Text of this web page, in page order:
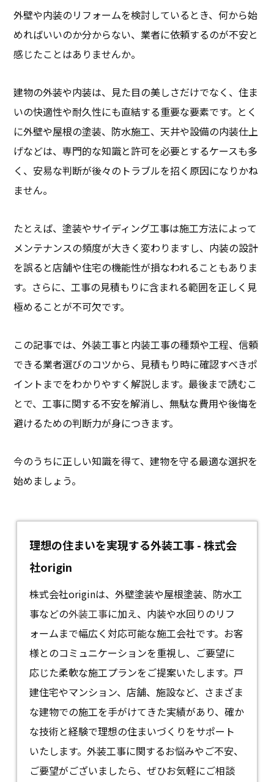
外壁や内装のリフォームを検討しているとき、何から始
めればいいのか分からない、業者に依頼するのが不安と
感じたことはありませんか。
建物の外装や内装は、見た目の美しさだけでなく、住ま
いの快適性や耐久性にも直結する重要な要素です。とく
に外壁や屋根の塗装、防水施工、天井や設備の内装仕上
げなどは、専門的な知識と許可を必要とするケースも多
く、安易な判断が後々のトラブルを招く原因になりかね
ません。
たとえば、塗装やサイディング工事は施工方法によって
メンテナンスの頻度が大きく変わりますし、内装の設計
を誤ると店舗や住宅の機能性が損なわれることもありま
す。さらに、工事の見積もりに含まれる範囲を正しく見
極めることが不可欠です。
この記事では、外装工事と内装工事の種類や工程、信頼
できる業者選びのコツから、見積もり時に確認すべきポ
イントまでをわかりやすく解説します。最後まで読むこ
とで、工事に関する不安を解消し、無駄な費用や後悔を
避けるための判断力が身につきます。
今のうちに正しい知識を得て、建物を守る最適な選択を
始めましょう。
理想の住まいを実現する外装工事 - 株式会
社origin
株式会社originは、外壁塗装や屋根塗装、防水工
事などの外装工事に加え、内装や水回りのリフ
ォームまで幅広く対応可能な施工会社です。お客
様とのコミュニケーションを重視し、ご要望に
応じた柔軟な施工プランをご提案いたします。戸
建住宅やマンション、店舗、施設など、さまざま
な建物での施工を手がけてきた実績があり、確か
な技術と経験で理想の住まいづくりをサポート
いたします。外装工事に関するお悩みやご不安、
ご要望がございましたら、ぜひお気軽にご相談